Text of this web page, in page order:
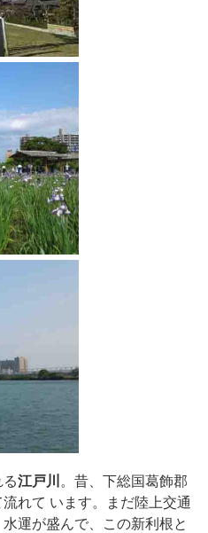
江戸川
。昔、下総国葛飾郡
れて います。まだ陸上交通
運が盛んで、この新利根と